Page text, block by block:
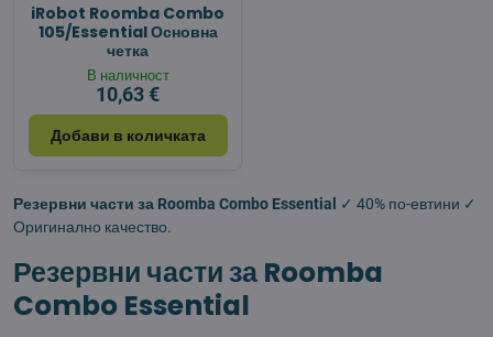
iRobot Roomba Combo
105/Essential Основна
четка
В наличност
10,63 €
Добави в количката
Резервни части за Roomba Combo Essential
✓ 40% по-евтини ✓
Оригинално качество.
Резервни части за Roomba
Combo Essential